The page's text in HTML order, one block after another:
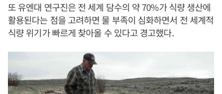
또 유엔대 연구진은 전 세계 담수의 약 70%가 식량 생산에
활용된다는 점을 고려하면 물 부족이 심화하면서 전 세계적
식량 위기가 빠르게 찾아올 수 있다고 경고했다.